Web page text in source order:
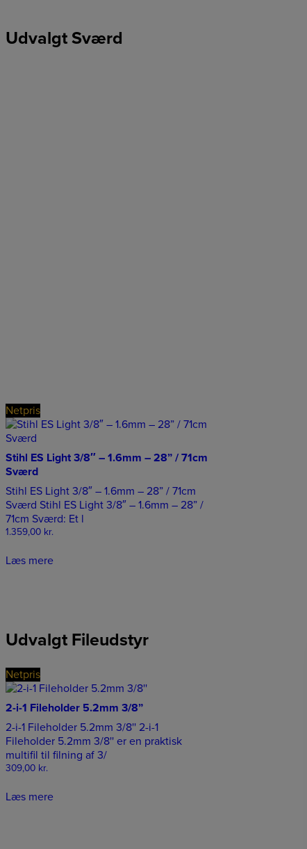
Udvalgt Sværd
Netpris
Stihl ES Light 3/8″ – 1.6mm – 28” / 71cm
Sværd
Stihl ES Light 3/8″ – 1.6mm – 28” / 71cm
Sværd Stihl ES Light 3/8″ – 1.6mm – 28” /
71cm Sværd: Et l
1.359,00 kr.
Læs mere
Udvalgt Fileudstyr
Netpris
2-i-1 Fileholder 5.2mm 3/8”
2-i-1 Fileholder 5.2mm 3/8'' 2-i-1
Fileholder 5.2mm 3/8'' er en praktisk
multifil til filning af 3/
309,00 kr.
Læs mere